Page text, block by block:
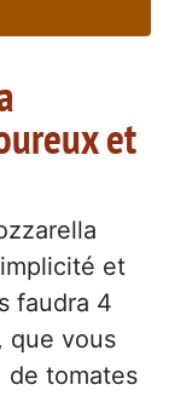
et
et
faudra 4
que vous
de tomates